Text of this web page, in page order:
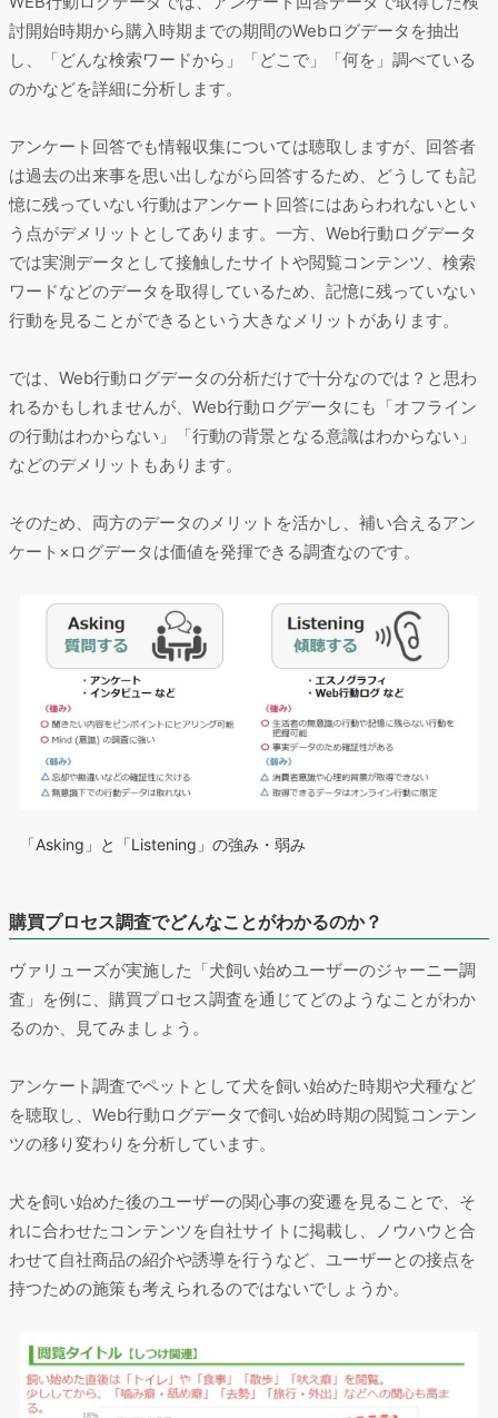
討開始時期から購入時期までの期間のWebログデータを抽出
し、「どんな検索ワードから」「どこで」「何を」調べている
のかなどを詳細に分析します。
アンケート回答でも情報収集については聴取しますが、回答者
は過去の出来事を思い出しながら回答するため、どうしても記
憶に残っていない行動はアンケート回答にはあらわれないとい
う点がデメリットとしてあります。一方、Web行動ログデータ
では実測データとして接触したサイトや閲覧コンテンツ、検索
ワードなどのデータを取得しているため、記憶に残っていない
行動を見ることができるという大きなメリットがあります。
では、Web行動ログデータの分析だけで十分なのでは？と思わ
れるかもしれませんが、Web行動ログデータにも「オフライン
の行動はわからない」「行動の背景となる意識はわからない」
などのデメリットもあります。
そのため、両方のデータのメリットを活かし、補い合えるアン
ケート×ログデータは価値を発揮できる調査なのです。
「Asking」と「Listening」の強み・弱み
購買プロセス調査でどんなことがわかるのか？
ヴァリューズが実施した「犬飼い始めユーザーのジャーニー調
査」を例に、購買プロセス調査を通じてどのようなことがわか
るのか、見てみましょう。
アンケート調査でペットとして犬を飼い始めた時期や犬種など
を聴取し、Web行動ログデータで飼い始め時期の閲覧コンテン
ツの移り変わりを分析しています。
犬を飼い始めた後のユーザーの関心事の変遷を見ることで、そ
れに合わせたコンテンツを自社サイトに掲載し、ノウハウと合
わせて自社商品の紹介や誘導を行うなど、ユーザーとの接点を
持つための施策も考えられるのではないでしょうか。